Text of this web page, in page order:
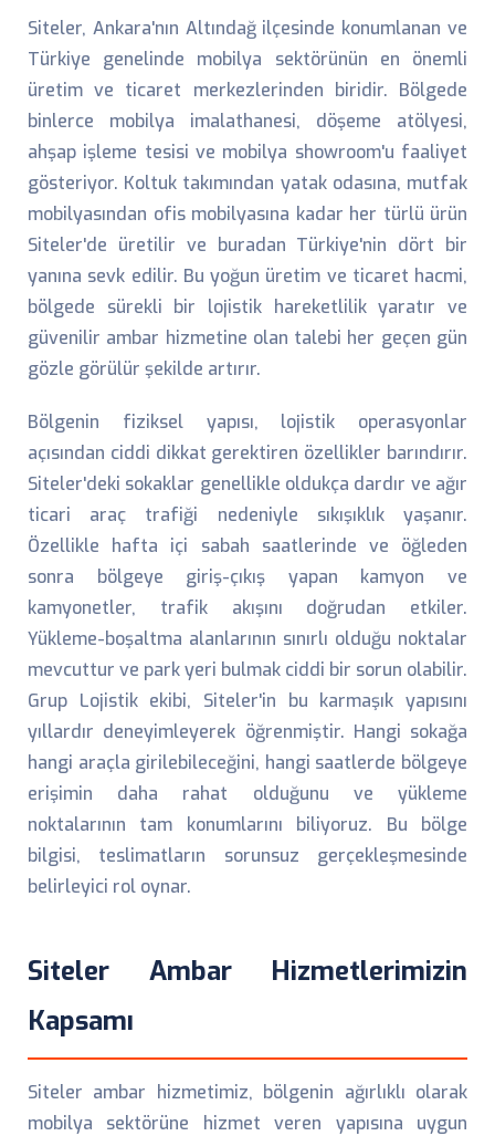
Siteler, Ankara'nın Altındağ ilçesinde konumlanan ve
Türkiye genelinde mobilya sektörünün en önemli
üretim ve ticaret merkezlerinden biridir. Bölgede
binlerce mobilya imalathanesi, döşeme atölyesi,
ahşap işleme tesisi ve mobilya showroom'u faaliyet
gösteriyor. Koltuk takımından yatak odasına, mutfak
mobilyasından ofis mobilyasına kadar her türlü ürün
Siteler'de üretilir ve buradan Türkiye'nin dört bir
yanına sevk edilir. Bu yoğun üretim ve ticaret hacmi,
bölgede sürekli bir lojistik hareketlilik yaratır ve
güvenilir ambar hizmetine olan talebi her geçen gün
gözle görülür şekilde artırır.
Bölgenin fiziksel yapısı, lojistik operasyonlar
açısından ciddi dikkat gerektiren özellikler barındırır.
Siteler'deki sokaklar genellikle oldukça dardır ve ağır
ticari araç trafiği nedeniyle sıkışıklık yaşanır.
Özellikle hafta içi sabah saatlerinde ve öğleden
sonra bölgeye giriş-çıkış yapan kamyon ve
kamyonetler, trafik akışını doğrudan etkiler.
Yükleme-boşaltma alanlarının sınırlı olduğu noktalar
mevcuttur ve park yeri bulmak ciddi bir sorun olabilir.
Grup Lojistik ekibi, Siteler'in bu karmaşık yapısını
yıllardır deneyimleyerek öğrenmiştir. Hangi sokağa
hangi araçla girilebileceğini, hangi saatlerde bölgeye
erişimin daha rahat olduğunu ve yükleme
noktalarının tam konumlarını biliyoruz. Bu bölge
bilgisi, teslimatların sorunsuz gerçekleşmesinde
belirleyici rol oynar.
Siteler Ambar Hizmetlerimizin
Kapsamı
Siteler ambar hizmetimiz, bölgenin ağırlıklı olarak
mobilya sektörüne hizmet veren yapısına uygun